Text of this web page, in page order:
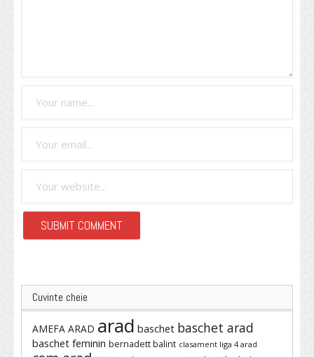
Cuvinte cheie
AMEFA ARAD arad baschet baschet arad
baschet feminin bernadett balint clasament liga 4 arad